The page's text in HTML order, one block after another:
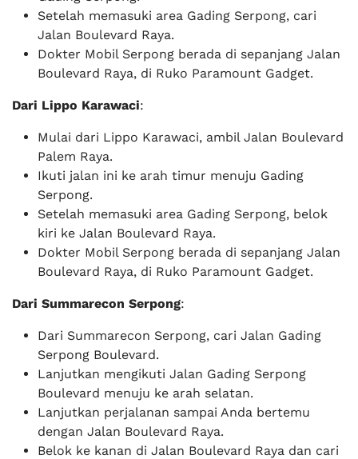
Setelah memasuki area Gading Serpong, cari
Jalan Boulevard Raya.
Dokter Mobil Serpong berada di sepanjang Jalan
Boulevard Raya, di Ruko Paramount Gadget.
Dari Lippo Karawaci:
Mulai dari Lippo Karawaci, ambil Jalan Boulevard
Palem Raya.
Ikuti jalan ini ke arah timur menuju Gading
Serpong.
Setelah memasuki area Gading Serpong, belok
kiri ke Jalan Boulevard Raya.
Dokter Mobil Serpong berada di sepanjang Jalan
Boulevard Raya, di Ruko Paramount Gadget.
Dari Summarecon Serpong:
Dari Summarecon Serpong, cari Jalan Gading
Serpong Boulevard.
Lanjutkan mengikuti Jalan Gading Serpong
Boulevard menuju ke arah selatan.
Lanjutkan perjalanan sampai Anda bertemu
dengan Jalan Boulevard Raya.
Belok ke kanan di Jalan Boulevard Raya dan cari